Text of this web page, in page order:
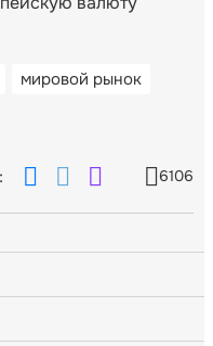
мировой рынок
6106